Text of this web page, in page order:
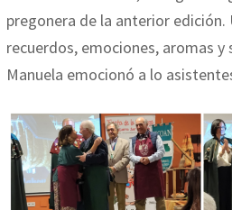
pregonera de la anterior
recuerdos, emociones, aromas y
Manuela emocionó a lo